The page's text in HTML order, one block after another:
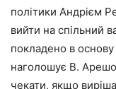
політики Андрієм
вийти на спільний
покладено в основу
наголошує В.
чекати, якщо